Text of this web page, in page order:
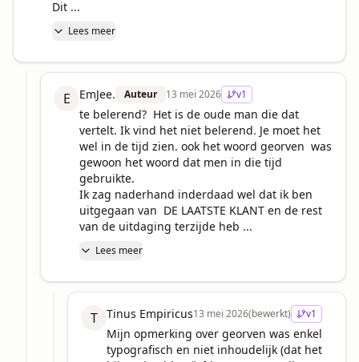
Dit ...
Lees meer
E EmJee. Auteur 13 mei 2026 v1
te belerend?  Het is de oude man die dat
vertelt. Ik vind het niet belerend. Je moet het
wel in de tijd zien. ook het woord georven  was
gewoon het woord dat men in die tijd
gebruikte.
Ik zag naderhand inderdaad wel dat ik ben
uitgegaan van  DE LAATSTE KLANT en de rest
van de uitdaging terzijde heb ...
Lees meer
T Tinus Empiricus13 mei 2026(bewerkt) v1
Mijn opmerking over georven was enkel
typografisch en niet inhoudelijk (dat het